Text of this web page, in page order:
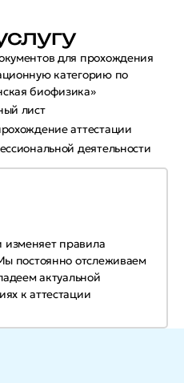
для прохождения
категорию по
биофизика»
лист
аттестации
деятельности
правила
постоянно отслеживаем
актуальной
к аттестации